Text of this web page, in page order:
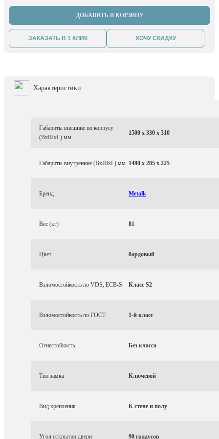
ДОБАВИТЬ В КОРЗИНУ
ЗАКАЗАТЬ В 1 КЛИК ХОЧУ СКИДКУ
Характеристики
Габариты внешние по корпусу
(ВхШхГ) мм
1500 x 330 x 310
Габариты внутренние (ВхШхГ) мм 1480 x 285 x 225
Бренд Metalk
Вес (кг) 81
Цвет бордовый
Взломостойкость по VDS, ECB-S Класс S2
Взломостойкость по ГОСТ 1-й класс
Огнестойкость Без класса
Тип замка Ключевой
Вид крепления К стене и полу
Угол открытия двери 90 градусов